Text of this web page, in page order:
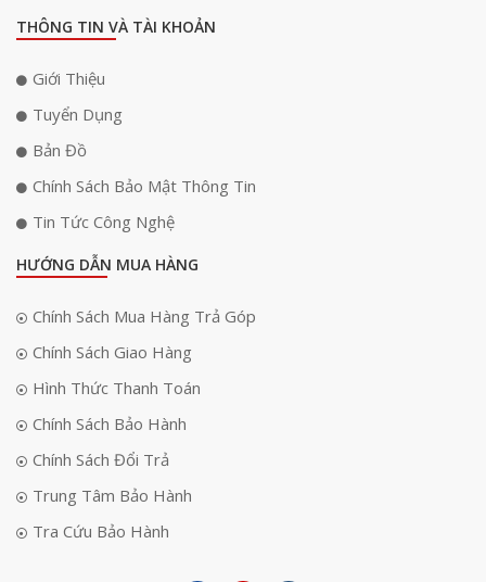
THÔNG TIN VÀ TÀI KHOẢN
Giới Thiệu
Tuyển Dụng
Bản Đồ
Chính Sách Bảo Mật Thông Tin
Tin Tức Công Nghệ
HƯỚNG DẪN MUA HÀNG
Chính Sách Mua Hàng Trả Góp
Chính Sách Giao Hàng
Hình Thức Thanh Toán
Chính Sách Bảo Hành
Chính Sách Đổi Trả
Trung Tâm Bảo Hành
Tra Cứu Bảo Hành